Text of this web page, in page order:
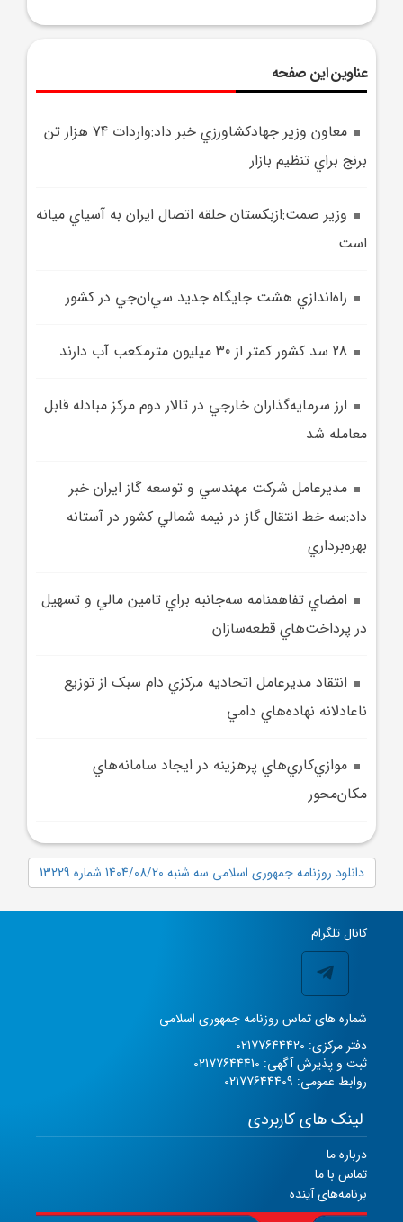
عناوین این صفحه
معاون وزير جهادکشاورزي خبر داد:واردات 74 هزار تن
برنج براي تنظيم بازار
وزير صمت:ازبکستان حلقه اتصال ايران به آسياي ميانه
است
راه‌اندازي هشت جايگاه جديد سي‌ان‌جي در کشور
28 سد کشور کمتر از 30 ميليون مترمکعب آب دارند
ارز سرمايه‌گذاران خارجي در تالار دوم مرکز مبادله قابل
معامله شد
مديرعامل شرکت مهندسي و توسعه گاز ايران خبر
داد:سه خط انتقال گاز در نيمه شمالي کشور در آستانه
بهره‌برداري
امضاي ‌تفاهمنامه سه‌جانبه‌ براي تامين مالي و تسهيل
در پرداخت‌هاي قطعه‌سازان‌
انتقاد مديرعامل اتحاديه مرکزي دام سبک از توزيع
ناعادلانه نهاده‌هاي دامي
موازي‌کاري‌هاي پرهزينه در ايجاد سامانه‌هاي
مکان‌محور
دانلود روزنامه جمهوری اسلامی سه شنبه 1404/08/20 شماره 13229
کانال تلگرام
شماره های تماس روزنامه جمهوری اسلامی
دفتر مرکزی: 02177644420
ثبت و پذیرش آگهی: 02177644410
روابط عمومی: 02177644409
لینک های کاربردی
درباره ما
تماس با ما
برنامه‌های آینده